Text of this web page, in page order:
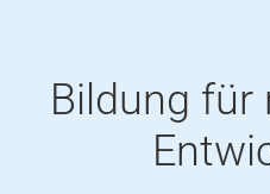
Bildung für